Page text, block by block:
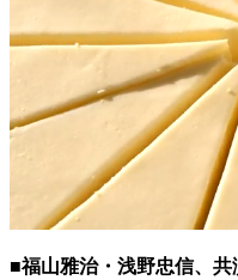
■福山雅治・浅野忠信、